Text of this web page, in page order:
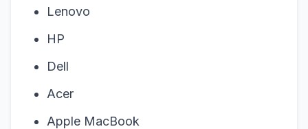
Lenovo
HP
Dell
Acer
Apple MacBook